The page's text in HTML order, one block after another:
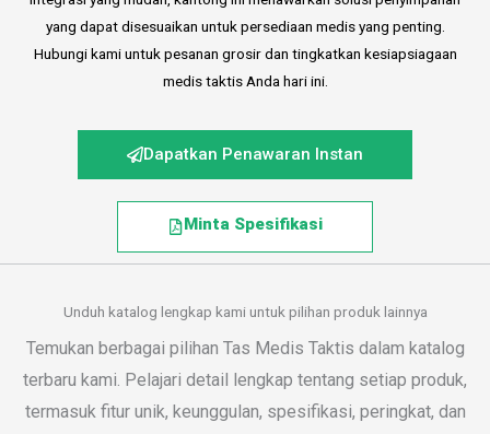
yang dapat disesuaikan untuk persediaan medis yang penting.
Hubungi kami untuk pesanan grosir dan tingkatkan kesiapsiagaan
medis taktis Anda hari ini.
Dapatkan Penawaran Instan
Minta Spesifikasi
Unduh katalog lengkap kami untuk pilihan produk lainnya
Temukan berbagai pilihan Tas Medis Taktis dalam katalog
terbaru kami. Pelajari detail lengkap tentang setiap produk,
termasuk fitur unik, keunggulan, spesifikasi, peringkat, dan